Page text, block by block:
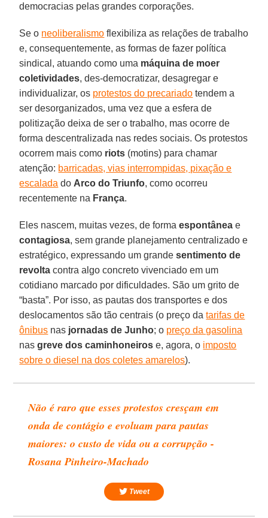
democracias pelas grandes corporações.
Se o neoliberalismo flexibiliza as relações de trabalho
e, consequentemente, as formas de fazer política
sindical, atuando como uma máquina de moer
coletividades, des-democratizar, desagregar e
individualizar, os protestos do precariado tendem a
ser desorganizados, uma vez que a esfera de
politização deixa de ser o trabalho, mas ocorre de
forma descentralizada nas redes sociais. Os protestos
ocorrem mais como riots (motins) para chamar
atenção: barricadas, vias interrompidas, pixação e
escalada do Arco do Triunfo, como ocorreu
recentemente na França.
Eles nascem, muitas vezes, de formaespontânea e
contagiosa, sem grande planejamento centralizado e
estratégico, expressando um grandesentimento de
revolta contra algo concreto vivenciado em um
cotidiano marcado por dificuldades. São um grito de
“basta”. Por isso, as pautas dos transportes e dos
deslocamentos são tão centrais (o preço datarifas de
ônibus nas jornadas de Junho; o preço da gasolina
nasgreve dos caminhoneiros e, agora, o imposto
sobre o diesel na dos coletes amarelos).
Não é raro que esses protestos cresçam em
onda de contágio e evoluam para pautas
maiores: o custo de vida ou a corrupção -
Rosana Pinheiro-Machado
Tweet